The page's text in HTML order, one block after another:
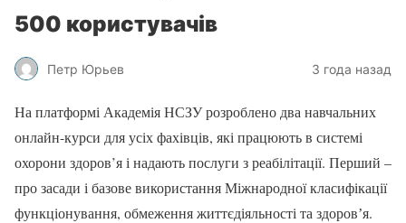
500 користувачів
Петр Юрьев 3 года назад
На платформі Академія НСЗУ розроблено два навчальних
онлайн-курси для усіх фахівців, які працюють в системі
охорони здоров’я і надають послуги з реабілітації. Перший –
про засади і базове використання Міжнародної класифікації
функціонування, обмеження життєдіяльності та здоровʼя.